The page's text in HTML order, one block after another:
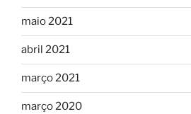
maio 2021
abril 2021
março 2021
março 2020